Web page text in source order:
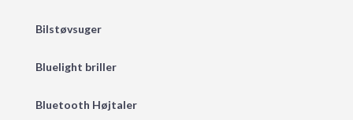
Bilstøvsuger
Bluelight briller
Bluetooth Højtaler